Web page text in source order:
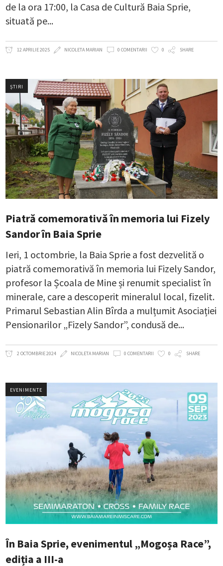
de la ora 17:00, la Casa de Cultură Baia Sprie,
situată pe
12 APRILIE 2025 NICOLETA MARIAN 0 COMENTARII 0 SHARE
ȘTIRI
Piatră comemorativă în memoria lui Fizely
Sandor în Baia Sprie
Ieri, 1 octombrie, la Baia Sprie a fost dezvelită o
piatră comemorativă în memoria lui Fizely Sandor,
profesor la Școala de Mine și renumit specialist în
minerale, care a descoperit mineralul local, fizelit.
Primarul Sebastian Alin Bîrda a mulțumit Asociației
Pensionarilor „Fizely Sandor”, condusă de
2 OCTOMBRIE 2024 NICOLETA MARIAN 0 COMENTARII 0 SHARE
EVENIMENTE
În Baia Sprie, evenimentul „Mogoșa Race”,
ediția a III-a